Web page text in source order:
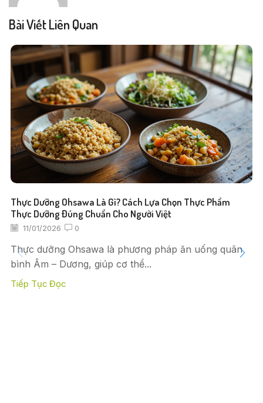
Bài Viết Liên Quan
Thực Dưỡng Ohsawa Là Gì? Cách Lựa Chọn Thực Phẩm
Thực Dưỡng Đúng Chuẩn Cho Người Việt
11/01/2026 0
Thực dưỡng Ohsawa là phương pháp ăn uống quân
bình Âm – Dương, giúp cơ thể...
Tiếp Tục Đọc